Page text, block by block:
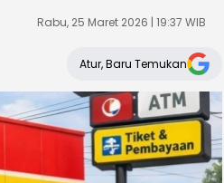
Rabu, 25 Maret 2026 | 19:37 WIB
Atur, Baru Temukan